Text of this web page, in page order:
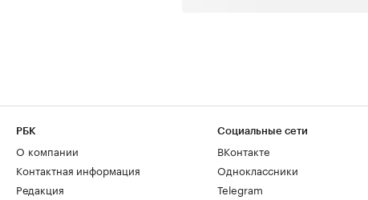
РБК
О компании
Контактная информация
Редакция
Социальные сети
ВКонтакте
Одноклассники
Telegram